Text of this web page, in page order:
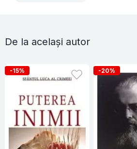
De la același autor
-15% -20%